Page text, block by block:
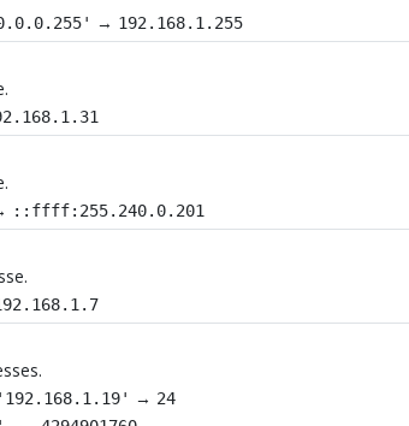
→ 192.168.1.255
::ffff:255.240.0.201
→ 24